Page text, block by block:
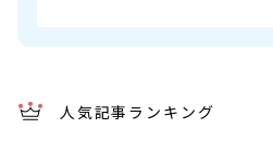
人気記事ランキング